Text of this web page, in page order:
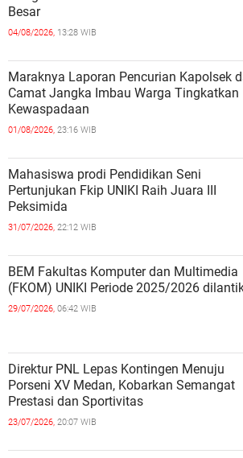
Besar
04/08/2026, 13:28 WIB
Maraknya Laporan Pencurian Kapolsek
Camat Jangka Imbau Warga Tingkatkan
Kewaspadaan
01/08/2026, 23:16 WIB
Mahasiswa prodi Pendidikan Seni
Pertunjukan Fkip UNIKI Raih Juara III
Peksimida
31/07/2026, 22:12 WIB
BEM Fakultas Komputer dan Multimedia
(FKOM) UNIKI Periode 2025/2026
29/07/2026, 06:42 WIB
Direktur PNL Lepas Kontingen Menuju
Porseni XV Medan, Kobarkan Semangat
Prestasi dan Sportivitas
23/07/2026, 20:07 WIB